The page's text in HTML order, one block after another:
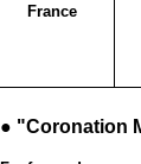
France
● "Coronation